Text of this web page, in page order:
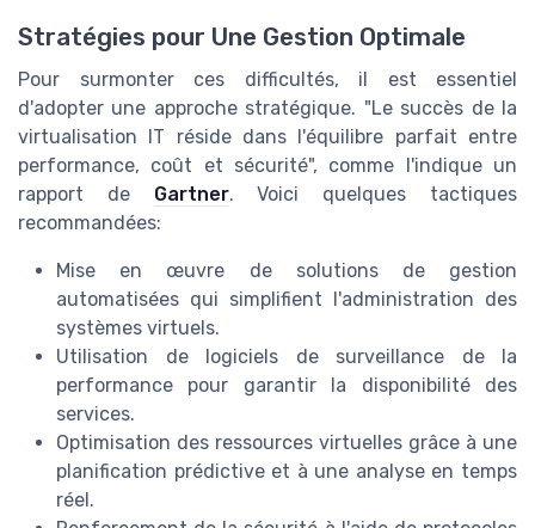
Stratégies pour Une Gestion Optimale
Pour surmonter ces difficultés, il est essentiel
d'adopter une approche stratégique. "Le succès de la
virtualisation IT réside dans l'équilibre parfait entre
performance, coût et sécurité", comme l'indique un
rapport de Gartner. Voici quelques tactiques
recommandées:
Mise en œuvre de solutions de gestion
automatisées qui simplifient l'administration des
systèmes virtuels.
Utilisation de logiciels de surveillance de la
performance pour garantir la disponibilité des
services.
Optimisation des ressources virtuelles grâce à une
planification prédictive et à une analyse en temps
réel.